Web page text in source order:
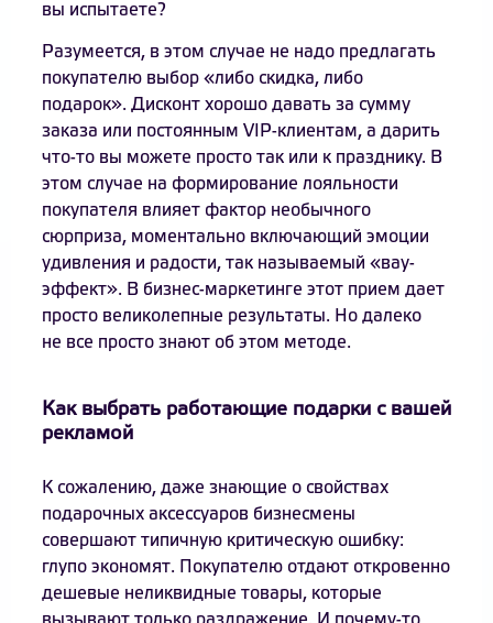
вы испытаете?
Разумеется, в этом случае не надо предлагать
покупателю выбор «либо скидка, либо
подарок». Дисконт хорошо давать за сумму
заказа или постоянным VIP-клиентам, а дарить
что-то вы можете просто так или к празднику. В
этом случае на формирование лояльности
покупателя влияет фактор необычного
сюрприза, моментально включающий эмоции
удивления и радости, так называемый «вау-
эффект». В бизнес-маркетинге этот прием дает
просто великолепные результаты. Но далеко
не все просто знают об этом методе.
Как выбрать работающие подарки с вашей
рекламой
К сожалению, даже знающие о свойствах
подарочных аксессуаров бизнесмены
совершают типичную критическую ошибку:
глупо экономят. Покупателю отдают откровенно
дешевые неликвидные товары, которые